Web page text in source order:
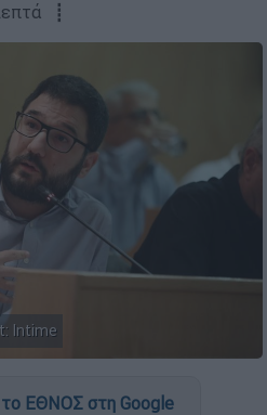
┋
Intime
ΕΘΝΟΣ στη Google